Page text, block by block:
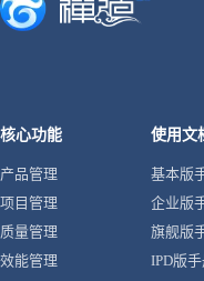
核心功能
产品管理
项目管理
质量管理
效能管理
使用文
基本版
企业版
旗舰版
IPD版